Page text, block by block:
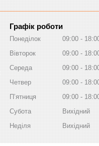
Графік роботи
Понеділок 09:00
Вівторок
09:00
Середа
09:00
Четвер
09:00
Пʼятниця
09:00
Субота
Вихідний
Неділя
Вихідний